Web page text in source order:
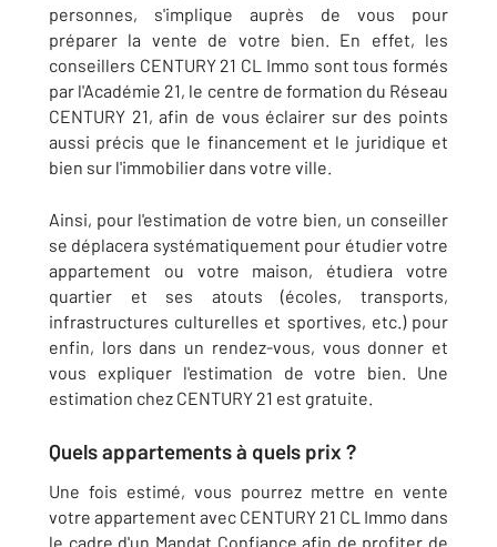
personnes, s'implique auprès de vous pour
préparer la vente de votre bien. En effet, les
conseillers CENTURY 21 CL Immo sont tous formés
par l'Académie 21, le centre de formation du Réseau
CENTURY 21, afin de vous éclairer sur des points
aussi précis que le financement et le juridique et
bien sur l'immobilier dans votre ville.
Ainsi, pour l'estimation de votre bien, un conseiller
se déplacera systématiquement pour étudier votre
appartement ou votre maison, étudiera votre
quartier et ses atouts (écoles, transports,
infrastructures culturelles et sportives, etc.) pour
enfin, lors dans un rendez-vous, vous donner et
vous expliquer l'estimation de votre bien. Une
estimation chez CENTURY 21 est gratuite.
Quels appartements à quels prix ?
Une fois estimé, vous pourrez mettre en vente
votre appartement avec CENTURY 21 CL Immo dans
le cadre d'un Mandat Confiance afin de profiter de